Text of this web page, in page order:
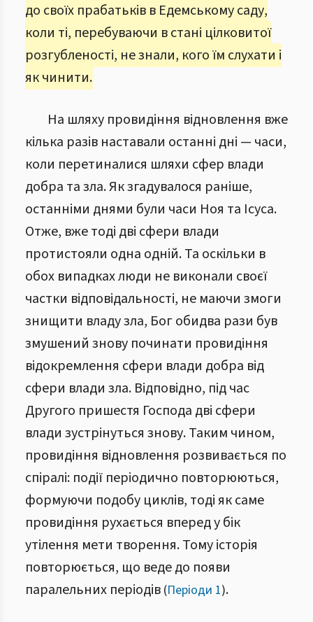
до своїх прабатьків в Едемському саду,
коли ті, перебуваючи в стані цілковитої
розгубленості, не знали, кого їм слухати і
як чинити.
На шляху провидіння відновлення вже
кілька разів наставали останні дні — часи,
коли перетиналися шляхи сфер влади
добра та зла. Як згадувалося раніше,
останніми днями були часи Ноя та Ісуса.
Отже, вже тоді дві сфери влади
протистояли одна одній. Та оскільки в
обох випадках люди не виконали своєї
частки відповідальності, не маючи змоги
знищити владу зла, Бог обидва рази був
змушений знову починати провидіння
відокремлення сфери влади добра від
сфери влади зла. Відповідно, під час
Другого пришестя Господа дві сфери
влади зустрінуться знову. Таким чином,
провидіння відновлення розвивається по
спіралі: події періодично повторюються,
формуючи подобу циклів, тоді як саме
провидіння рухається вперед у бік
утілення мети творення. Тому історія
повторюється, що веде до появи
паралельних періодів (Періоди 1).